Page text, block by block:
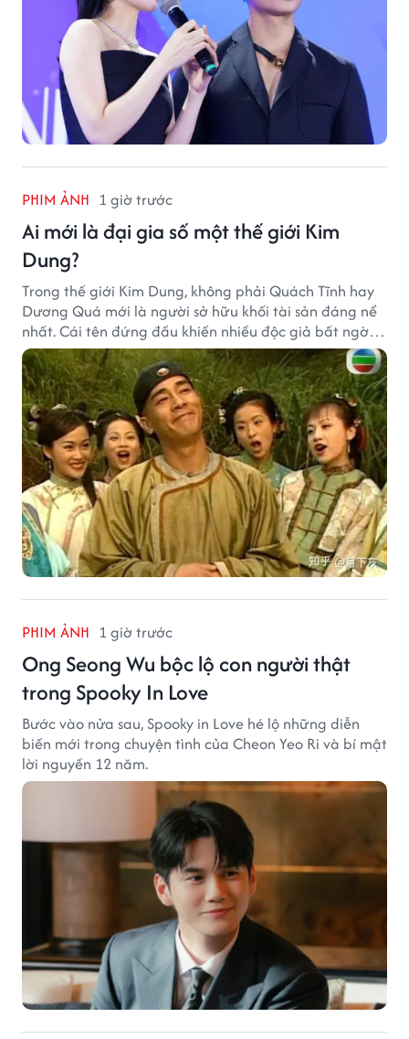
PHIM ẢNH 1 giờ trước
Ai mới là đại gia số một thế giới Kim
Dung?
Trong thế giới Kim Dung, không phải Quách Tĩnh hay
Dương Quá mới là người sở hữu khối tài sản đáng nể
nhất. Cái tên đứng đầu khiến nhiều độc giả bất ngờ
bởi xuất thân của nhân vật này hoàn toàn không
giống một đại hiệp.
PHIM ẢNH 1 giờ trước
Ong Seong Wu bộc lộ con người thật
trong Spooky In Love
Bước vào nửa sau, Spooky in Love hé lộ những diễn
biến mới trong chuyện tình của Cheon Yeo Ri và bí mật
lời nguyền 12 năm.